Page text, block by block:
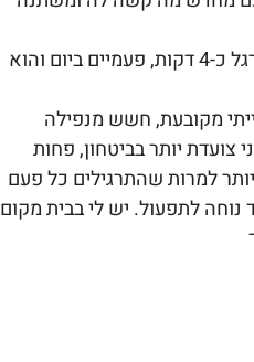
מרגיש עם האפליקציה שהיא קלה להפעלה, נוחה וזורמת. לוקח לו לתרגל כ-4 דקות, פעמיים ביום והוא
מקובעת, חשש מנפילה
יותר בביטחון, פחות
למרות שהתרגילים כל פעם
לתפעול. יש לי בבית מקום